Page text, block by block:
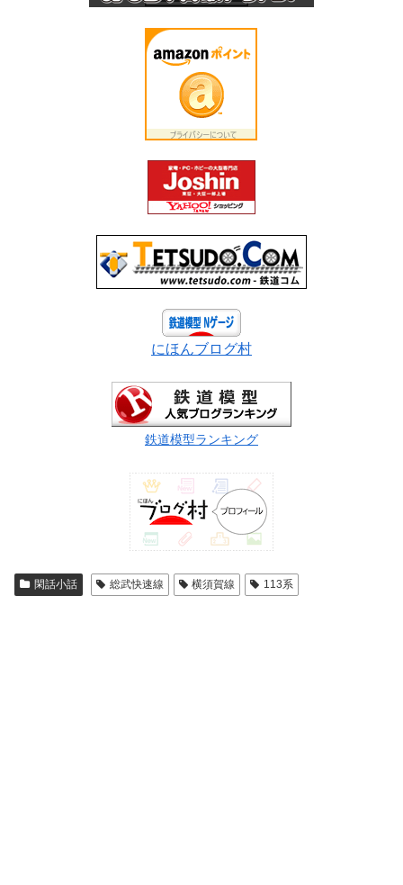
にほんブログ村
鉄道模型ランキング
閑話小話 総武快速線 横須賀線 113系